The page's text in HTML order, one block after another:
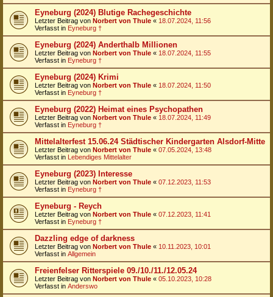
Eyneburg (2024) Blutige Rachegeschichte
Letzter Beitrag von Norbert von Thule « 18.07.2024, 11:56
Verfasst in Eyneburg †
Eyneburg (2024) Anderthalb Millionen
Letzter Beitrag von Norbert von Thule « 18.07.2024, 11:55
Verfasst in Eyneburg †
Eyneburg (2024) Krimi
Letzter Beitrag von Norbert von Thule « 18.07.2024, 11:50
Verfasst in Eyneburg †
Eyneburg (2022) Heimat eines Psychopathen
Letzter Beitrag von Norbert von Thule « 18.07.2024, 11:49
Verfasst in Eyneburg †
Mittelalterfest 15.06.24 Städtischer Kindergarten Alsdorf-Mitte
Letzter Beitrag von Norbert von Thule « 07.05.2024, 13:48
Verfasst in Lebendiges Mittelalter
Eyneburg (2023) Interesse
Letzter Beitrag von Norbert von Thule « 07.12.2023, 11:53
Verfasst in Eyneburg †
Eyneburg - Reych
Letzter Beitrag von Norbert von Thule « 07.12.2023, 11:41
Verfasst in Eyneburg †
Dazzling edge of darkness
Letzter Beitrag von Norbert von Thule « 10.11.2023, 10:01
Verfasst in Allgemein
Freienfelser Ritterspiele 09./10./11./12.05.24
Letzter Beitrag von Norbert von Thule « 05.10.2023, 10:28
Verfasst in Anderswo